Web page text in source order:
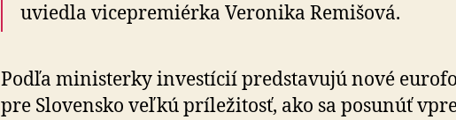
uviedla vicepremiérka Veronika Remišová.
Podľa ministerky investícií predstavujú nové
pre Slovensko veľkú príležitosť, ako sa posunúť